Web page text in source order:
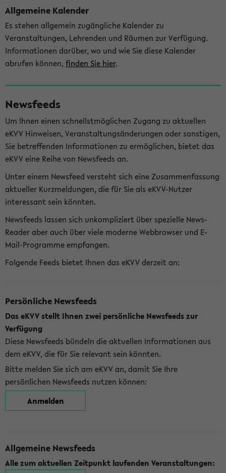
Allgemeine Kalender
Es stehen allgemein zugängliche Kalender zu
Veranstaltungen, Lehrenden und Räumen zur Verfügung.
Informationen darüber, wo und wie Sie diese Kalender
abrufen können, finden Sie hier.
Newsfeeds
Um Ihnen einen schnellstmöglichen Zugang zu aktuellen
eKVV Hinweisen, Veranstaltungsänderungen oder sonstigen,
Sie betreffenden Informationen zu ermöglichen, bietet das
eKVV eine Reihe von Newsfeeds an.
Unter einem Newsfeed versteht sich eine Zusammenfassung
aktueller Kurzmeldungen, die für Sie als eKVV-Nutzer
interessant sein könnten.
Newsfeeds lassen sich unkompliziert über spezielle News-
Reader aber auch über viele moderne Webbrowser und E-
Mail-Programme empfangen.
Folgende Feeds bietet Ihnen das eKVV derzeit an:
Persönliche Newsfeeds
Das eKVV stellt Ihnen zwei persönliche Newsfeeds zur
Verfügung
Diese Newsfeeds bündeln die aktuellen Informationen aus
dem eKVV, die für Sie relevant sein könnten.
Bitte melden Sie sich am eKVV an, damit Sie Ihre
persönlichen Newsfeeds nutzen können:
Anmelden
Allgemeine Newsfeeds
Alle zum aktuellen Zeitpunkt laufenden Veranstaltungen: